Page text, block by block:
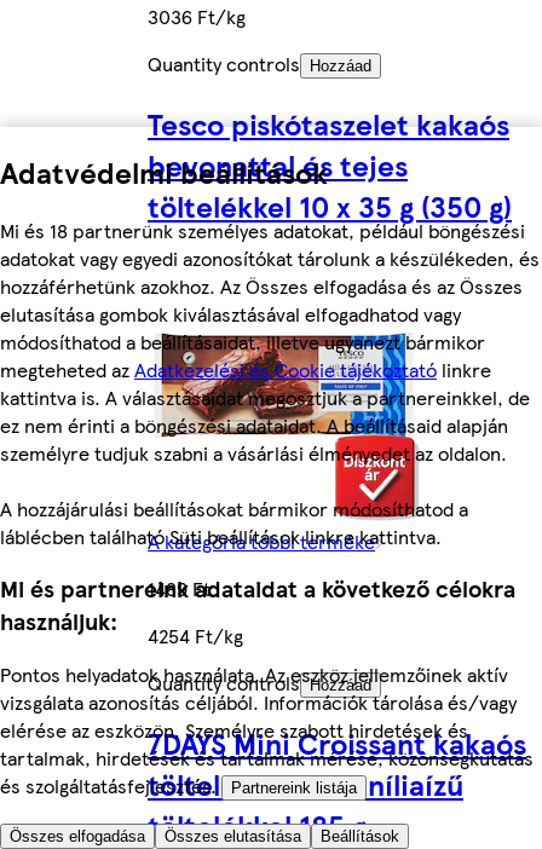
Adatvédelmi beállítások
Mi és 18 partnerünk személyes adatokat, például böngészési
adatokat vagy egyedi azonosítókat tárolunk a készülékeden, és
hozzáférhetünk azokhoz. Az Összes elfogadása és az Összes
elutasítása gombok kiválasztásával elfogadhatod vagy
módosíthatod a beállításaidat, illetve ugyanezt bármikor
megteheted azAdatkezelési és Cookie tájékoztató linkre
kattintva is. A választásaidat megosztjuk a partnereinkkel, de
ez nem érinti a böngészési adataidat. A beállításaid alapján
személyre tudjuk szabni a vásárlási élményedet az oldalon.
A hozzájárulási beállításokat bármikor módosíthatod a
láblécben található Süti beállítások linkre kattintva.
Mi és partnereink adataidat a következő célokra
használjuk:
Pontos helyadatok használata. Az eszköz jellemzőinek aktív
vizsgálata azonosítás céljából. Információk tárolása és/vagy
elérése az eszközön. Személyre szabott hirdetések és
tartalmak, hirdetések és tartalmak mérése, közönségkutatás
és szolgáltatásfejlesztés.
Partnereink listája
Összes elfogadása Összes elutasítása Beállítások
3036 Ft/kg
Quantity controls
Hozzáad
Tesco piskótaszelet kakaós
bevonattal és tejes
töltelékkel 10 x 35 g (350 g)
A kategória többi terméke
1489 Ft
4254 Ft/kg
Quantity controls
Hozzáad
7DAYS Mini Croissant kakaós
töltelékkel és vaníliaízű
töltelékkel 185 g